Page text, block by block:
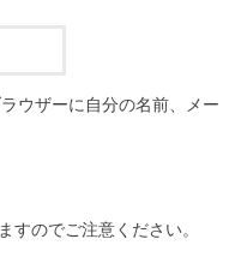
ウザーに自分の名前、メー
すのでご注意ください。